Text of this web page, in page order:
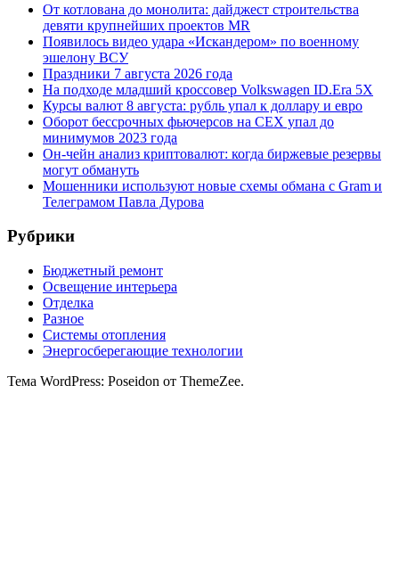
От котлована до монолита: дайджест строительства
девяти крупнейших проектов MR
Появилось видео удара «Искандером» по военному
эшелону ВСУ
Праздники 7 августа 2026 года
На подходе младший кроссовер Volkswagen ID.Era 5X
Курсы валют 8 августа: рубль упал к доллару и евро
Оборот бессрочных фьючерсов на CEX упал до
минимумов 2023 года
Он-чейн анализ криптовалют: когда биржевые резервы
могут обмануть
Мошенники используют новые схемы обмана с Gram и
Телеграмом Павла Дурова
Рубрики
Бюджетный ремонт
Освещение интерьера
Отделка
Разное
Системы отопления
Энергосберегающие технологии
Тема WordPress: Poseidon от ThemeZee.